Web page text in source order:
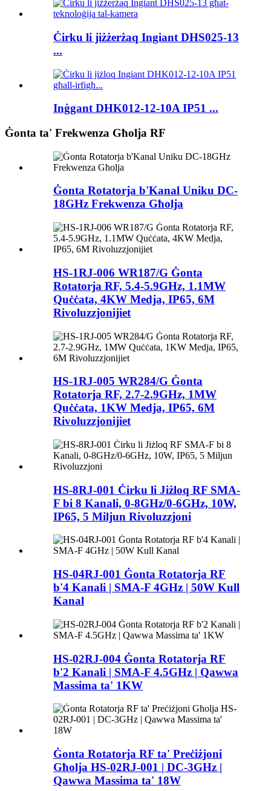
Ċirku li jiżżerżaq Ingiant DHS025-13
...
Inġgant DHK012-12-10A IP51 ...
Ġonta ta' Frekwenza Għolja RF
Ġonta Rotatorja b'Kanal Uniku DC-
18GHz Frekwenza Għolja
HS-1RJ-006 WR187/G Ġonta
Rotatorja RF, 5.4-5.9GHz, 1.1MW
Quċċata, 4KW Medja, IP65, 6M
Rivoluzzjonijiet
HS-1RJ-005 WR284/G Ġonta
Rotatorja RF, 2.7-2.9GHz, 1MW
Quċċata, 1KW Medja, IP65, 6M
Rivoluzzjonijiet
HS-8RJ-001 Ċirku li Jiżloq RF SMA-
F bi 8 Kanali, 0-8GHz/0-6GHz, 10W,
IP65, 5 Miljun Rivoluzzjoni
HS-04RJ-001 Ġonta Rotatorja RF
b'4 Kanali | SMA-F 4GHz | 50W Kull
Kanal
HS-02RJ-004 Ġonta Rotatorja RF
b'2 Kanali | SMA-F 4.5GHz | Qawwa
Massima ta' 1KW
Ġonta Rotatorja RF ta' Preċiżjoni
Għolja HS-02RJ-001 | DC-3GHz |
Qawwa Massima ta' 18W